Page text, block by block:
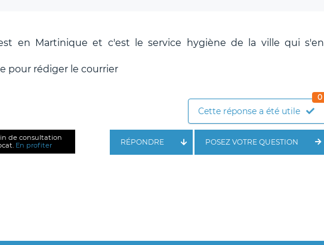
en Martinique et c'est le service hygiène de la ville qui s'en
pour rédiger le courrier
Cette réponse a été utile
0
de consultation
En profiter POSEZ VOTRE QUESTION
RÉPONDRE